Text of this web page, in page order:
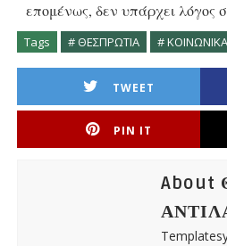
επομένως, δεν υπάρχει λόγος
Tags # ΘΕΣΠΡΩΤΙΑ # ΚΟΙΝΩΝΙΚΑ
TWEET
PIN IT
About